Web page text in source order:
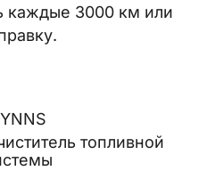
каждые 3000 км или
топливной